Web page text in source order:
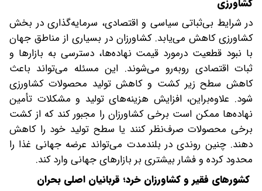
کشاورزی
در شرایط بی‌ثباتی سیاسی و اقتصادی، سرمایه‌گذاری در بخش
کشاورزی کاهش می‌یابد. کشاورزان در بسیاری از مناطق جهان
با نبود قطعیت درمورد قیمت نهاده‌ها، دسترسی به بازارها و
ثبات اقتصادی روبه‌رو می‌شوند. این مسئله می‌تواند باعث
کاهش سطح زیر کشت و کاهش تولید محصولات کشاورزی
شود. علاوه‌بر‌این، افزایش هزینه‌های تولید و مشکلات تأمین
نهاده‌ها ممکن است برخی کشاورزان را مجبور کند که از کشت
برخی محصولات صرف‌نظر کنند یا سطح تولید خود را کاهش
دهند. چنین روندی در بلندمدت می‌تواند عرضه جهانی غذا را
محدود کرده و فشار بیشتری بر بازارهای جهانی وارد کند.
کشورهای فقیر و کشاورزان خرد؛ قربانیان اصلی بحران